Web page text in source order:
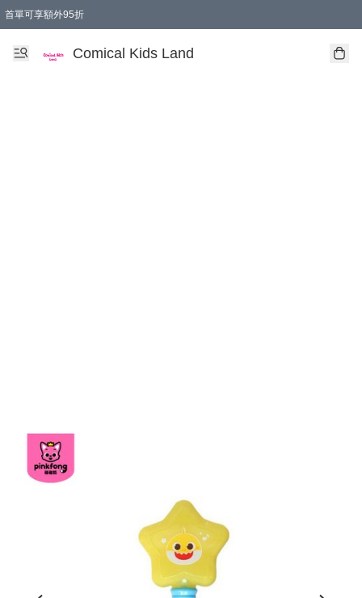
首單可享額外95折
Comical Kids Land